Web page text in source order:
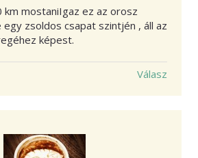
km mostaniIgaz ez az orosz
zsoldos csapat szintjén , áll az
képest.
Válasz